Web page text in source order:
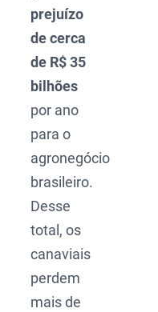
prejuízo
de cerca
de R$ 35
bilhões
por ano
para o
agronegócio
brasileiro.
Desse
total, os
canaviais
perdem
mais de